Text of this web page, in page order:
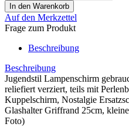
Auf den Merkzettel
Frage zum Produkt
Beschreibung
Beschreibung
Jugendstil Lampenschirm
reliefiert verziert, teils mit
Kuppelschirm, Nostalgie
Glashalter Griffrand 25cm,
Foto)